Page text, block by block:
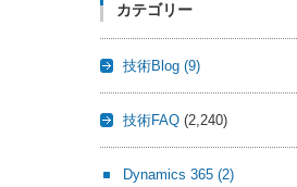
カテゴリー
技術Blog (9)
技術FAQ (2,240)
Dynamics 365 (2)